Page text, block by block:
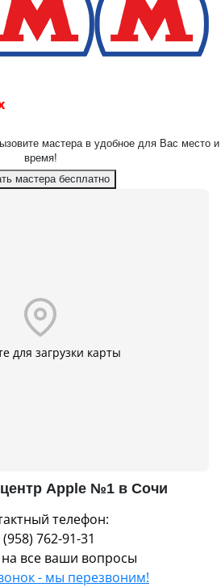
мастера в удобное для Вас место и
время!
мастера бесплатно
для загрузки карты
Apple №1 в Сочи
телефон:
(958) 762-91-31
все ваши вопросы
- мы перезвоним!